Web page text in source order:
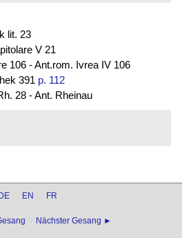
lit. 23
V 21
106 - Ant.rom. Ivrea IV 106
391 p. 112
28 - Ant. Rheinau
DE EN FR
Nächster Gesang ►